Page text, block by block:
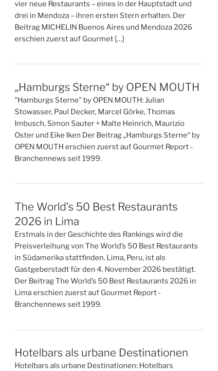
vier neue Restaurants – eines in der Hauptstadt und
drei in Mendoza – ihren ersten Stern erhalten. Der
Beitrag MICHELIN Buenos Aires und Mendoza 2026
erschien zuerst auf Gourmet […]
„Hamburgs Sterne“ by OPEN MOUTH
"Hamburgs Sterne" by OPEN MOUTH: Julian
Stowasser, Paul Decker, Marcel Görke, Thomas
Imbusch, Simon Sauter + Malte Heinrich, Maurizio
Oster und Eike Iken Der Beitrag „Hamburgs Sterne“ by
OPEN MOUTH erschien zuerst auf Gourmet Report -
Branchennews seit 1999.
The World’s 50 Best Restaurants
2026 in Lima
Erstmals in der Geschichte des Rankings wird die
Preisverleihung von The World’s 50 Best Restaurants
in Südamerika stattfinden. Lima, Peru, ist als
Gastgeberstadt für den 4. November 2026 bestätigt.
Der Beitrag The World’s 50 Best Restaurants 2026 in
Lima erschien zuerst auf Gourmet Report -
Branchennews seit 1999.
Hotelbars als urbane Destinationen
Hotelbars als urbane Destinationen: Hotelbars